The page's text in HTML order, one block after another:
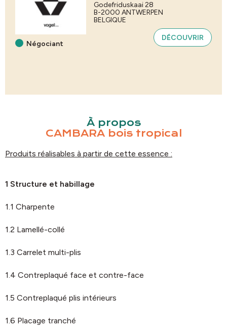
Négociant
Godefriduskaai 28
B-2000 ANTWERPEN
BELGIQUE
DÉCOUVRIR
À propos
CAMBARA bois tropical
Produits réalisables à partir de cette essence :
1 Structure et habillage
1.1 Charpente
1.2 Lamellé-collé
1.3 Carrelet multi-plis
1.4 Contreplaqué face et contre-face
1.5 Contreplaqué plis intérieurs
1.6 Placage tranché